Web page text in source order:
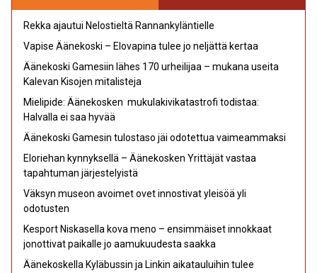
Rekka ajautui Nelostieltä Rannankyläntielle
Vapise Äänekoski – Elovapina tulee jo neljättä kertaa
Äänekoski Gamesiin lähes 170 urheilijaa – mukana useita
Kalevan Kisojen mitalisteja
Mielipide: Äänekosken mukulakivikatastrofi todistaa:
Halvalla ei saa hyvää
Äänekoski Gamesin tulostaso jäi odotettua vaimeammaksi
Eloriehan kynnyksellä – Äänekosken Yrittäjät vastaa
tapahtuman järjestelyistä
Väksyn museon avoimet ovet innostivat yleisöä yli
odotusten
Kesport Niskasella kova meno – ensimmäiset innokkaat
jonottivat paikalle jo aamukuudesta saakka
Äänekoskella Kyläbussin ja Linkin aikatauluihin tulee